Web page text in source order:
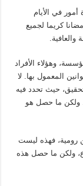
في الأيام
كريما لجميع
والعافية.
وهؤلاء الأفراد
المعمول بها. لا
حيث تحدد فيه
ولكن ما حصل هو
فهذه ليست
ولكن ما حصل هذه